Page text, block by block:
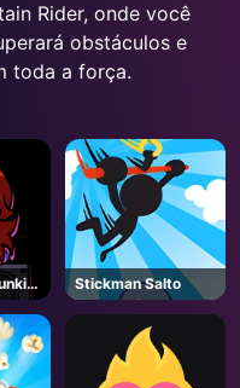
Rider, onde você
obstáculos e
toda a força.
Stickman Salto